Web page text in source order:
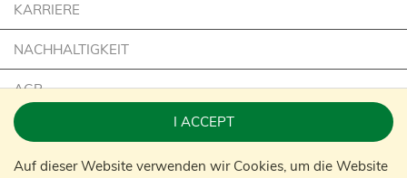
I ACCEPT
Auf dieser Website verwenden wir Cookies, um die Website
KARRIERE
NACHHALTIGKEIT
AGB
IMPRESSUM
KONTAKT